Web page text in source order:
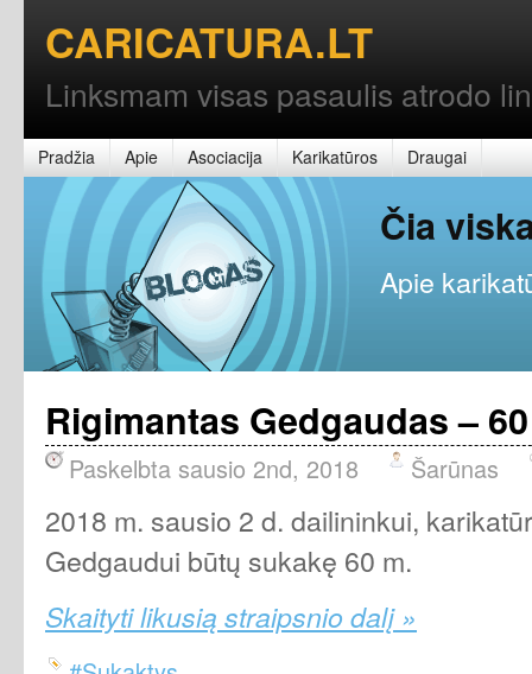
CARICATURA.LT
Linksmam visas pasaulis atrodo
Pradžia Apie Asociacija Karikatūros Draugai
Čia
Apie
Rigimantas Gedgaudas –
Paskelbta sausio 2nd, 2018 Šarūnas
2018 m. sausio 2 d. dailininkui,
Gedgaudui būtų sukakę 60 m.
Skaityti likusią straipsnio dalį »